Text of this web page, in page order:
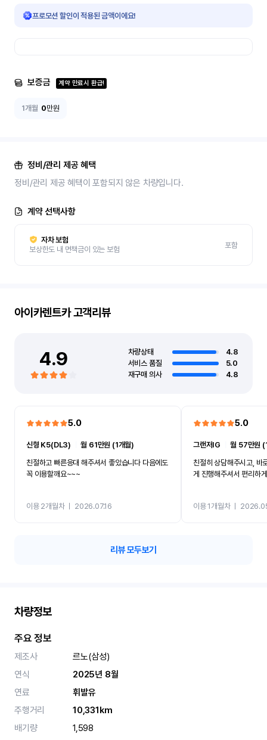
프로모션 할인이 적용된 금액이에요!
보증금 계약 만료시 환급!
1개월 0만원
정비/관리 제공 혜택
정비/관리 제공 혜택이 포함되지 않은 차량입니다.
계약 선택사항
자차 보험
보상한도 내 면책금이 있는 보험
포함
아이카렌트카고객리뷰
4.9 차량상태
4.8
서비스 품질
5.0
재구매 의사
4.8
5.0
신형 K5(DL3) ㅣ월 61만원 (1개월)
친절하고 빠른응대 해주셔서 좋았습니다 다음에도
꼭 이용할깨요~~~
이용 2개월차ㅣ 2026.07.16
5.0
그랜저IG ㅣ월 57만원
친절히 상담해주시고, 바
게 진행해주셔서 편리하
이용 1개월차ㅣ
리뷰 모두보기
차량정보
주요 정보
제조사
르노(삼성)
연식
2025년 8월
연료
휘발유
주행거리
10,331km
배기량
1,598